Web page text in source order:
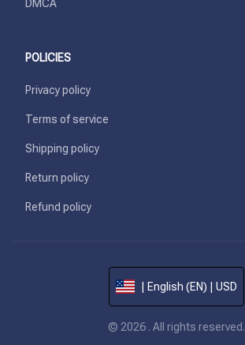
DMCA
POLICIES
Privacy policy
Terms of service
Shipping policy
Return policy
Refund policy
| English (EN) | USD
© 2026 . All rights reserved.